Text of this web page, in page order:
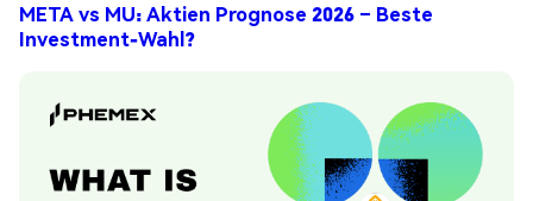
META vs MU: Aktien Prognose 2026 – Beste
Investment-Wahl?